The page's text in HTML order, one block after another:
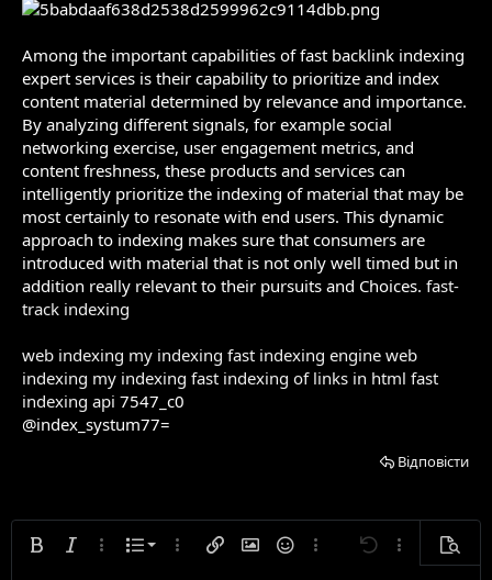
Among the important capabilities of fast backlink indexing
expert services is their capability to prioritize and index
content material determined by relevance and importance.
By analyzing different signals, for example social
networking exercise, user engagement metrics, and
content freshness, these products and services can
intelligently prioritize the indexing of material that may be
most certainly to resonate with end users. This dynamic
approach to indexing makes sure that consumers are
introduced with material that is not only well timed but in
addition really relevant to their pursuits and Choices. fast-
track indexing
web indexing my indexing fast indexing engine web
indexing my indexing fast indexing of links in html fast
indexing api 7547_c0
@index_systum77=
Відповісти
ЖирнийКурсивний
Додаткові параметри...
Список Нумерований список
Додаткові параметри...
Вставити посилання
Вставити зображення
СмайликиДодаткові параметри...
СкасуватиДодаткові